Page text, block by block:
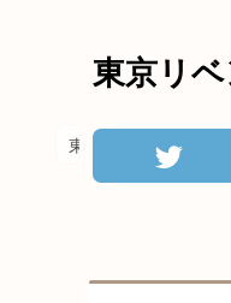
東京リ
東京リベンジャーズ